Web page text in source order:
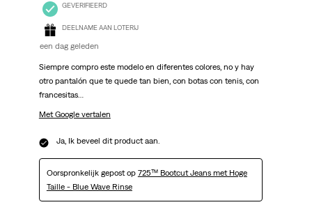
GEVERIFIEERD
DEELNAME AAN LOTERIJ
een dag geleden
Siempre compro este modelo en diferentes colores, no y hay
otro pantalón que te quede tan bien, con botas con tenis, con
francesitas…
Met Google vertalen
Ja, Ik beveel dit product aan.
Oorspronkelijk gepost op 725™ Bootcut Jeans met Hoge
Taille - Blue Wave Rinse